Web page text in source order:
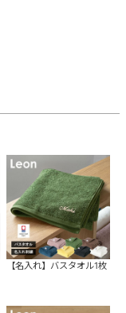
【名入れ】バスタオル1枚